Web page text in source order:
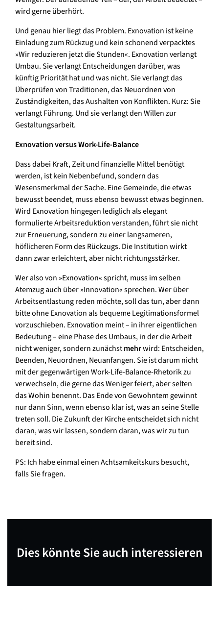
wird gerne überhört.
Und genau hier liegt das Problem. Exnovation ist keine
Einladung zum Rückzug und kein schonend verpacktes
»Wir reduzieren jetzt die Stunden«. Exnovation verlangt
Umbau. Sie verlangt Entscheidungen darüber, was
künftig Priorität hat und was nicht. Sie verlangt das
Überprüfen von Traditionen, das Neuordnen von
Zuständigkeiten, das Aushalten von Konflikten. Kurz: Sie
verlangt Führung. Und sie verlangt den Willen zur
Gestaltungsarbeit.
Exnovation versus Work-Life-Balance
Dass dabei Kraft, Zeit und finanzielle Mittel benötigt
werden, ist kein Nebenbefund, sondern das
Wesensmerkmal der Sache. Eine Gemeinde, die etwas
bewusst beendet, muss ebenso bewusst etwas beginnen.
Wird Exnovation hingegen lediglich als elegant
formulierte Arbeitsreduktion verstanden, führt sie nicht
zur Erneuerung, sondern zu einer langsameren,
höflicheren Form des Rückzugs. Die Institution wirkt
dann zwar erleichtert, aber nicht richtungsstärker.
Wer also von »Exnovation« spricht, muss im selben
Atemzug auch über »Innovation« sprechen. Wer über
Arbeitsentlastung reden möchte, soll das tun, aber dann
bitte ohne Exnovation als bequeme Legitimationsformel
vorzuschieben. Exnovation meint – in ihrer eigentlichen
Bedeutung – eine Phase des Umbaus, in der die Arbeit
nicht weniger, sondern zunächstmehrwird: Entscheiden,
Beenden, Neuordnen, Neuanfangen. Sie ist darum nicht
mit der gegenwärtigen Work-Life-Balance-Rhetorik zu
verwechseln, die gerne das Weniger feiert, aber selten
das Wohin benennt. Das Ende von Gewohntem gewinnt
nur dann Sinn, wenn ebenso klar ist, was an seine Stelle
treten soll. Die Zukunft der Kirche entscheidet sich nicht
daran, was wir lassen, sondern daran, was wir zu tun
bereit sind.
PS: Ich habe einmal einen Achtsamkeitskurs besucht,
falls Sie fragen.
Dies könnte Sie auch interessieren